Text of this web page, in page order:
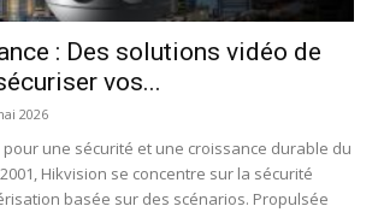
: Des solutions vidéo de
vos...
2026
une sécurité et une croissance durable du
Hikvision se concentre sur la sécurité
basée sur des scénarios. Propulsée